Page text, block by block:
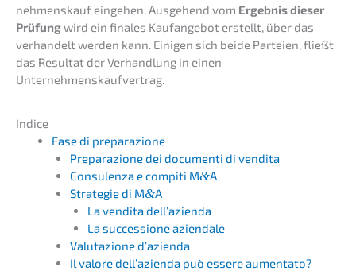
nehmens­kauf einge­hen. Ausge­hend vom Ergeb­nis dieser
Prüfungwird ein finales Kaufan­ge­bot erstellt, über das
verhan­delt werden kann. Einigen sich beide Partei­en, fließt
das Resul­tat der Verhand­lung in einen
Unternehmenskaufvertrag.
Indice
Fase di preparazione
Prepa­ra­zio­ne dei documen­ti di vendita
Consu­len­za e compi­ti M&A
Strate­gie di M&A
La vendita dell’azienda
La succes­sio­ne aziendale
Valuta­zio­ne d’azienda
Il valore dell’a­zi­en­da può essere aumentato?